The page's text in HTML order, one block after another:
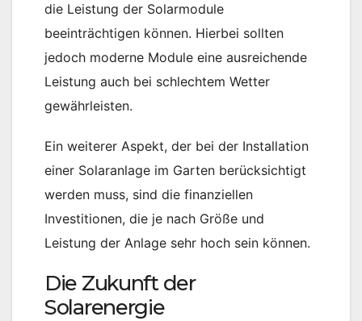
die Leistung der Solarmodule
beeinträchtigen können. Hierbei sollten
jedoch moderne Module eine ausreichende
Leistung auch bei schlechtem Wetter
gewährleisten.
Ein weiterer Aspekt, der bei der Installation
einer Solaranlage im Garten berücksichtigt
werden muss, sind die finanziellen
Investitionen, die je nach Größe und
Leistung der Anlage sehr hoch sein können.
Die Zukunft der
Solarenergie